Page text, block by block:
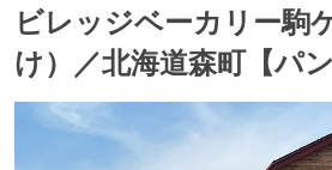
ビレッジベーカリー駒
け）／北海道森町【パン